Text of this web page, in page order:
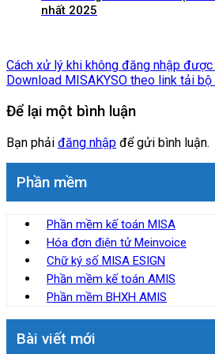
nhất 2025
Cách xử lý khi không đăng nhập
Download MISAKYSO theo link tải bộ
Để lại một bình luận
Bạn phải đăng nhập để gửi bình luận.
Phần mềm
Phần mềm kế toán MISA
Hóa đơn điện tử Meinvoice
Chữ ký số MISA ESIGN
Phần mềm kế toán AMIS
Phần mềm BHXH AMIS
Bài viết mới